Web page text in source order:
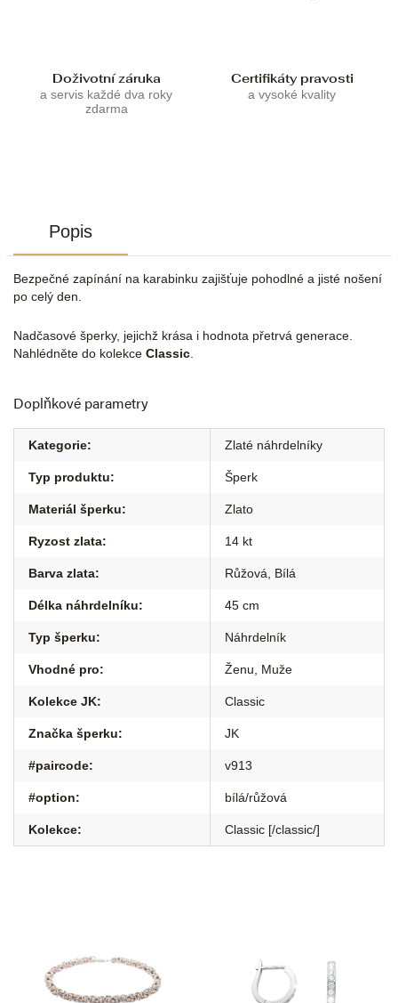
Doživotní záruka
a servis každé dva roky
zdarma
Certifikáty pravosti
a vysoké kvality
Popis
Bezpečné zapínání na karabinku zajišťuje pohodlné a jisté nošení
po celý den.
Nadčasové šperky, jejichž krása i hodnota přetrvá generace.
Nahlédněte do kolekce Classic
Doplňkové parametry
Kategorie: Zlaté náhrdelníky
Typ produktu: Šperk
Materiál šperku: Zlato
Ryzost zlata: 14 kt
Barva zlata: Růžová Bílá
Délka náhrdelníku: 45 cm
Typ šperku: Náhrdelník
Vhodné pro: Ženu Muže
Kolekce JK: Classic
Značka šperku: JK
#paircode: v913
#option: bílá/růžová
Kolekce: Classic [/classic/]